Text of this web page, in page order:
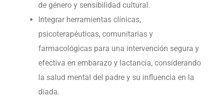
de género y sensibilidad cultural.
Integrar herramientas clínicas,
psicoterapéuticas, comunitarias y
farmacológicas para una intervención segura y
efectiva en embarazo y lactancia, considerando
la salud mental del padre y su influencia en la
diada.